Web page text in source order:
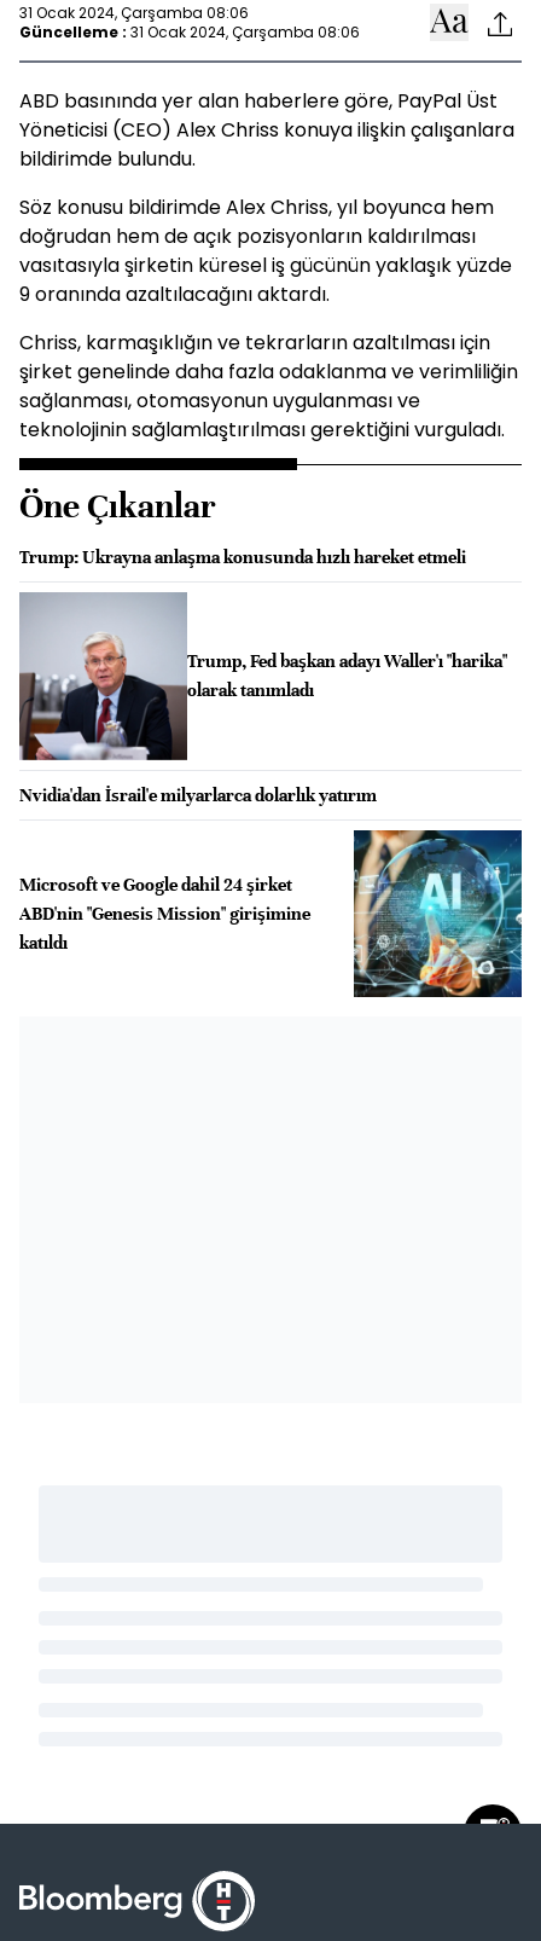
31 Ocak 2024, Çarşamba 08:06
Güncelleme : 31 Ocak 2024, Çarşamba 08:06
ABD basınında yer alan haberlere göre, PayPal Üst
Yöneticisi (CEO) Alex Chriss konuya ilişkin çalışanlara
bildirimde bulundu.
Söz konusu bildirimde Alex Chriss, yıl boyunca hem
doğrudan hem de açık pozisyonların kaldırılması
vasıtasıyla şirketin küresel iş gücünün yaklaşık yüzde
9 oranında azaltılacağını aktardı.
Chriss, karmaşıklığın ve tekrarların azaltılması için
şirket genelinde daha fazla odaklanma ve verimliliğin
sağlanması, otomasyonun uygulanması ve
teknolojinin sağlamlaştırılması gerektiğini vurguladı.
Öne Çıkanlar
Trump: Ukrayna anlaşma konusunda hızlı hareket etmeli
Trump, Fed başkan adayı Waller'ı "harika"
olarak tanımladı
Nvidia'dan İsrail'e milyarlarca dolarlık yatırım
Microsoft ve Google dahil 24 şirket
ABD'nin "Genesis Mission" girişimine
katıldı